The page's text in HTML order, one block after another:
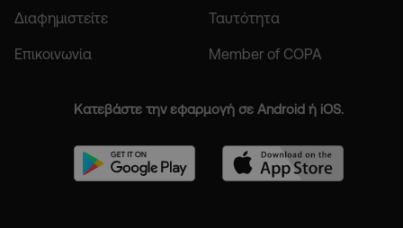
Διαφημιστείτε Ταυτότητα
Επικοινωνία Member of COPA
Κατεβάστε την εφαρμογή σε Android ή iOS.